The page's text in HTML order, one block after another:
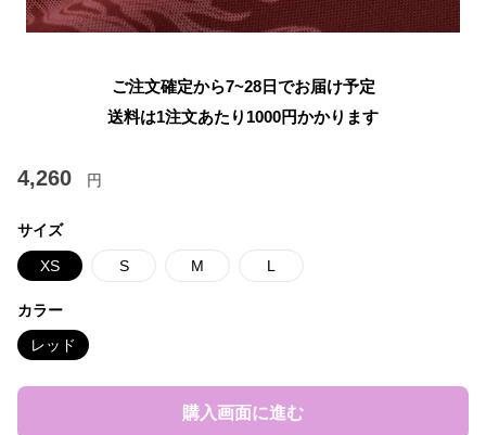
ご注文確定から7~28日でお届け予定
送料は1注文あたり 1000円かかります
4,260 円
サイズ
XS S M L
カラー
レッド
購入画面に進む